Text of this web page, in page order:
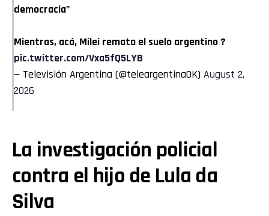
democracia"
Mientras, acá, Milei remata el suelo argentino ?
pic.twitter.com/Vxa5fQ5LYB
— Televisión Argentina (@teleargentinaOK) August 2,
2026
La investigación policial
contra el hijo de Lula da
Silva